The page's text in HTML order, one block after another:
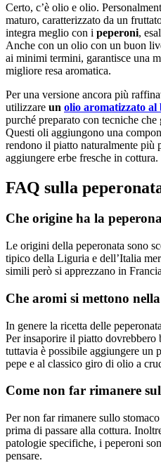
Certo, c’è olio e olio.
maturo, caratterizzato da un
integra meglio con i peperoni,
Anche con un olio con un buon
ai minimi termini, garantisce una
migliore resa aromatica.
Per una versione ancora più
utilizzare un olio aromatizzato al
purché preparato con tecniche
Questi oli aggiungono una
rendono il piatto naturalmente più
aggiungere erbe fresche in cottura.
FAQ sulla
Che origine ha la
Le origini della peperonata sono
tipico della Liguria e dell’Italia
simili però si apprezzano in
Che aromi si mettono
In genere la ricetta delle
Per insaporire il piatto dovrebbero
tuttavia è possibile aggiungere un
pepe e al classico giro di olio a
Come non far rimanere
Per non far rimanere sullo
prima di passare alla cottura.
patologie specifiche, i peperoni
pensare.